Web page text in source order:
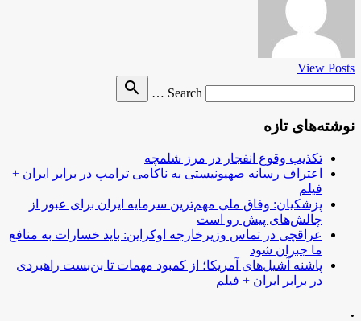
View Posts
Search …
search
نوشته‌های تازه
تکذیب وقوع انفجار در مرز شلمچه
اعتراف رسانه صهیونیستی به ناکامی ترامپ در برابر ایران +
فیلم
پزشکیان: وفاق ملی مهم‌ترین سرمایه ایران برای عبور از
چالش‌های پیش رو است
عراقچی در تماس وزیرخارجه اوکراین: باید خسارات به منافع
ما جبران شود
پاشنه آشیل‌های آمریکا؛ از کمبود مهمات تا بن‌بست راهبردی
در برابر ایران + فیلم
.